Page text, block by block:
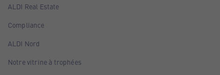
ALDI Real Estate
Compliance
ALDI Nord
Notre vitrine à trophées